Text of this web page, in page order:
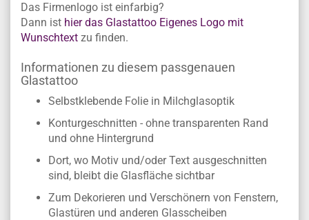
Das Firmenlogo ist einfarbig?
Dann ist hier das Glastattoo Eigenes Logo mit
Wunschtext zu finden.
Informationen zu diesem passgenauen
Glastattoo
Selbstklebende Folie in Milchglasoptik
Konturgeschnitten - ohne transparenten Rand
und ohne Hintergrund
Dort, wo Motiv und/oder Text ausgeschnitten
sind, bleibt die Glasfläche sichtbar
Zum Dekorieren und Verschönern von Fenstern,
Glastüren und anderen Glasscheiben